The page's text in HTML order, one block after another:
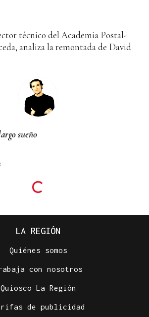
técnico del Academia Postal-
analiza la remontada de David
sueño
LA REGIÓN
Quiénes somos
con nosotros
Quiosco La Región
de publicidad